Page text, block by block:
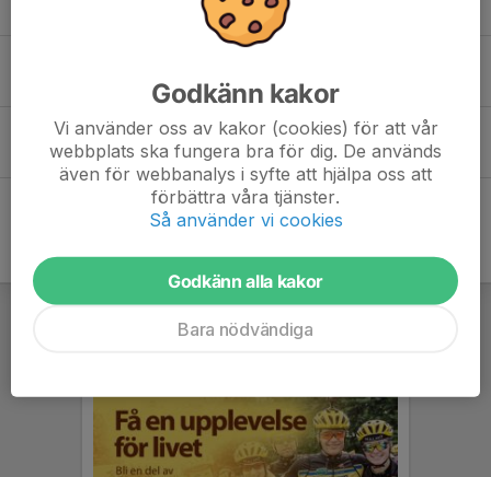
0
15 mar 2022 0
Instruktionsfilmer
14 nov 2016 0
Godkänn kakor
Vi använder oss av kakor (cookies) för att vår
webbplats ska fungera bra för dig. De används
även för webbanalys i syfte att hjälpa oss att
förbättra våra tjänster.
Så använder vi cookies
Godkänn alla kakor
Bara nödvändiga